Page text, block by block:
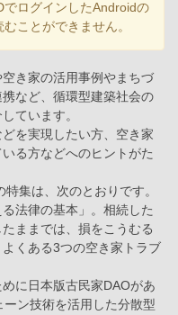
ログインしたAndroidの
ことができません。
き家の活用事例やまちづ
など、循環型建築社会の
ています。
を実現したい方、空き家
る方などへのヒントがた
集は、次のとおりです。
法律の基本」。相続した
ままでは、損をこうむる
くある3つの空き家トラブ
に日本版古民家DAOがあ
ン技術を活用した分散型